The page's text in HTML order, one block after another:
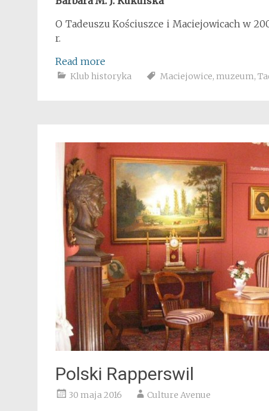
O Tadeuszu Kościuszce i Maciejowicach w
r.
Read more
Klub historyka Maciejowice, muzeum,
Polski Rapperswil
30 maja 2016 Culture Avenue